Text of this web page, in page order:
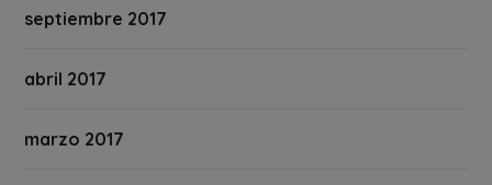
septiembre 2017
abril 2017
marzo 2017